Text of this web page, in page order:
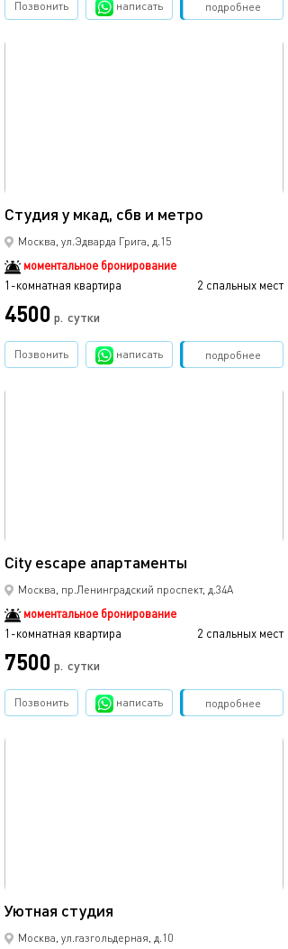
подробнее
Позвонить написать Забронировать
Студия у мкад, сбв и метро
Москва, ул.Эдварда Грига, д.15
моментальное бронирование
1-комнатная квартира
2 спальных мест
4500 р. сутки
подробнее
Позвонить написать Забронировать
City escape апартаменты
Москва, пр.Ленинградский проспект, д.34А
моментальное бронирование
1-комнатная квартира
2 спальных мест
7500 р. сутки
подробнее
Позвонить написать Забронировать
Уютная студия
Москва, ул.газгольдерная, д.10